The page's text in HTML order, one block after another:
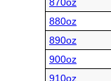
870oz
880oz
890oz
900oz
910oz